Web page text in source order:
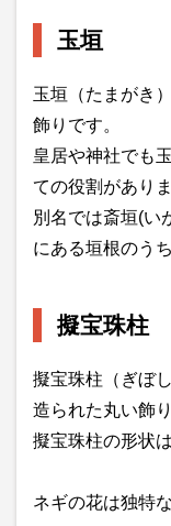
玉垣
玉垣（たまがき
飾りです。
皇居や神社でも
ての役割がありま
別名では斎垣(い
にある垣根のう
擬宝珠柱
擬宝珠柱（ぎぼ
造られた丸い飾り
擬宝珠柱の形状
ネギの花は独特